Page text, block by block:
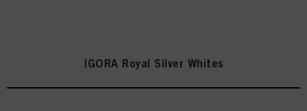
IGORA Royal Silver Whites